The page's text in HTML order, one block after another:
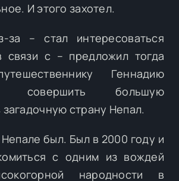
И этого захотел.
за – стал интересоваться
связи с – предложил тогда
Геннадию
совершить большую
страну Непал.
был. Был в 2000 году и
с одним из вождей
народности в